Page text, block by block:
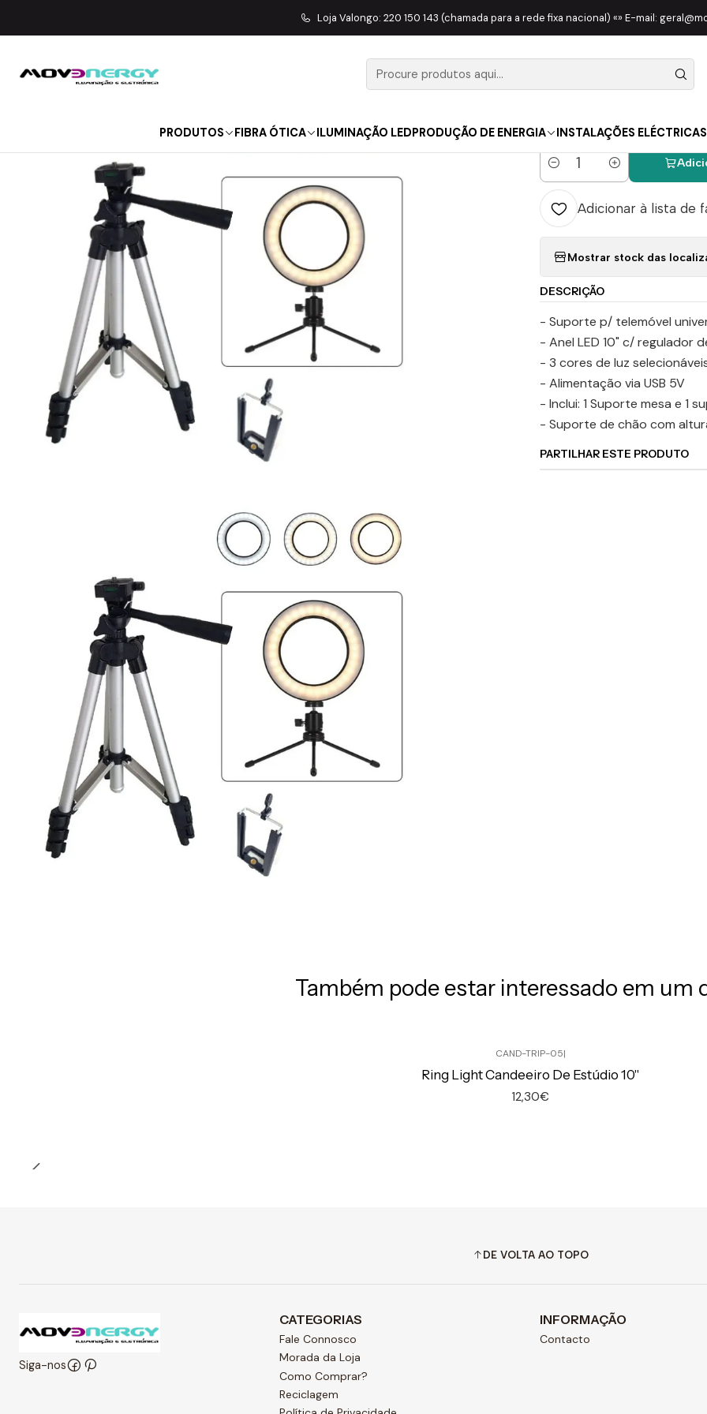
PRODUTOS FIBRA ÓTICA ILUMINAÇÃO LEDPRODUÇÃO DE ENERGIA INSTALAÇÕES ELÉCTRICAS
Loja Valongo: 220 150 143 (chamada para a rede fixa nacional) «» E-mail:
ILUMINAÇÃO ILUMINAÇÃO LED Fotografia/Vídeo Ring Light Candeeiro De
Ring Light
10' C/Tripé
Quantidade
Adicionar à lista de
Mostrar stock das
DESCRIÇÃO
- Suporte p/ telemóvel
- Anel LED 10" c/ regulador
- 3 cores de luz
- Alimentação via USB 5V
- Inclui: 1 Suporte mesa e 1
- Suporte de chão com
PARTILHAR ESTE PRODUTO
Também pode estar interessado em um
CAND-TRIP-05|
Ring Light Candeeiro De Estúdio 10"
12,30€
DE VOLTA AO TOPO
Siga-nos
CATEGORIAS
Fale Connosco
Morada da Loja
Como Comprar?
Reciclagem
INFORMAÇÃO
Contacto